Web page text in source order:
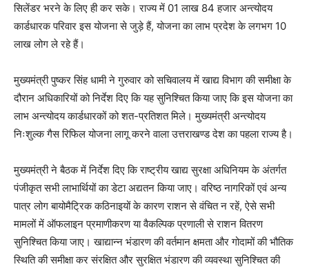
सिलेंडर भरने के लिए ही कर सके। राज्य में 01 लाख 84 हजार अन्त्योदय
कार्डधारक परिवार इस योजना से जुड़े हैं, योजना का लाभ प्रदेश के लगभग 10
लाख लोग ले रहे हैं।
मुख्यमंत्री पुष्कर सिंह धामी ने गुरुवार को सचिवालय में खाद्य विभाग की समीक्षा के
दौरान अधिकारियों को निर्देश दिए कि यह सुनिश्चित किया जाए कि इस योजना का
लाभ अन्त्योदय कार्डधारकों को शत-प्रतिशत मिले। मुख्यमंत्री अन्त्योदय
निःशुल्क गैस रिफिल योजना लागू करने वाला उत्तराखण्ड देश का पहला राज्य है।
मुख्यमंत्री ने बैठक में निर्देश दिए कि राष्ट्रीय खाद्य सुरक्षा अधिनियम के अंतर्गत
पंजीकृत सभी लाभार्थियों का डेटा अद्यतन किया जाए। वरिष्ठ नागरिकों एवं अन्य
पात्र लोग बायोमैट्रिक कठिनाइयों के कारण राशन से वंचित न रहें, ऐसे सभी
मामलों में ऑफलाइन प्रमाणीकरण या वैकल्पिक प्रणाली से राशन वितरण
सुनिश्चित किया जाए। खाद्यान्न भंडारण की वर्तमान क्षमता और गोदामों की भौतिक
स्थिति की समीक्षा कर संरक्षित और सुरक्षित भंडारण की व्यवस्था सुनिश्चित की